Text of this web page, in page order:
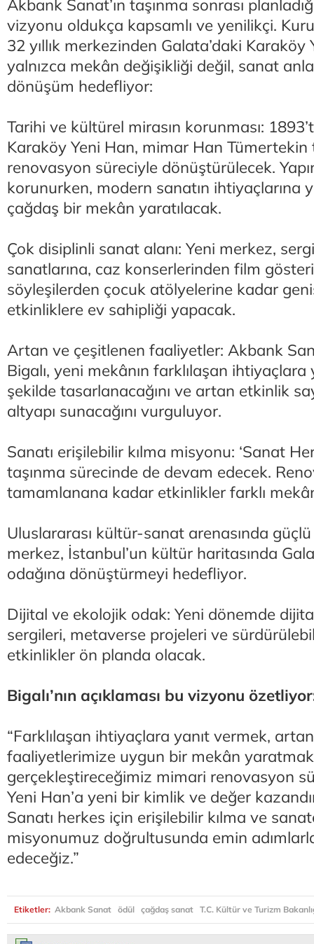
Akbank Sanat’ın taşınma sonrası
vizyonu oldukça kapsamlı ve yenilikçi.
32 yıllık merkezinden Galata’daki Karaköy
yalnızca mekân değişikliği değil, sanat
dönüşüm hedefliyor:
Tarihi ve kültürel mirasın korunması:
Karaköy Yeni Han, mimar Han
renovasyon süreciyle dönüştürülecek.
korunurken, modern sanatın ihtiyaçlarına
çağdaş bir mekân yaratılacak.
Çok disiplinli sanat alanı: Yeni merkez,
sanatlarına, caz konserlerinden film
söyleşilerden çocuk atölyelerine kadar
etkinliklere ev sahipliği yapacak.
Artan ve çeşitlenen faaliyetler: Akbank
Bigalı, yeni mekânın farklılaşan ihtiyaçlara
şekilde tasarlanacağını ve artan etkinlik
altyapı sunacağını vurguluyor.
Sanatı erişilebilir kılma misyonu: ‘Sanat
taşınma sürecinde de devam edecek.
tamamlanana kadar etkinlikler farklı
Uluslararası kültür-sanat arenasında
merkez, İstanbul’un kültür haritasında
odağına dönüştürmeyi hedefliyor.
Dijital ve ekolojik odak: Yeni dönemde
sergileri, metaverse projeleri ve
etkinlikler ön planda olacak.
Bigalı’nın açıklaması bu vizyonu
“Farklılaşan ihtiyaçlara yanıt vermek,
faaliyetlerimize uygun bir mekân
gerçekleştireceğimiz mimari renovasyon
Yeni Han’a yeni bir kimlik ve değer
Sanatı herkes için erişilebilir kılma ve
misyonumuz doğrultusunda emin
edeceğiz.”
Etiketler: Akbank Sanat ödül çağdaş sanat T.C. Kültür ve Turizm